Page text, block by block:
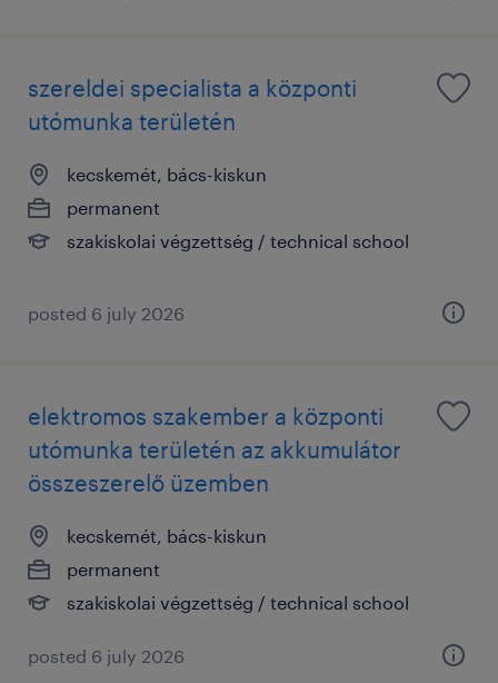
szereldei specialista a központi
utómunka területén
kecskemét, bács-kiskun
permanent
szakiskolai végzettség / technical school
posted 6 july 2026
elektromos szakember a központi
utómunka területén az akkumulátor
összeszerelő üzemben
kecskemét, bács-kiskun
permanent
szakiskolai végzettség / technical school
posted 6 july 2026